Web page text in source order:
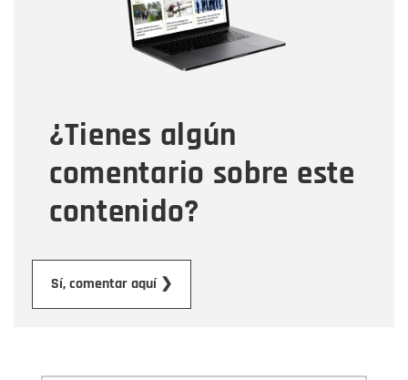
¿Tienes algún
comentario sobre este
contenido?
Sí, comentar aquí ❯
Tipo de comentario
Mensaje